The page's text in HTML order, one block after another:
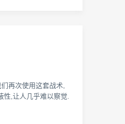
再次使用这套战术,
,让人几乎难以察觉.